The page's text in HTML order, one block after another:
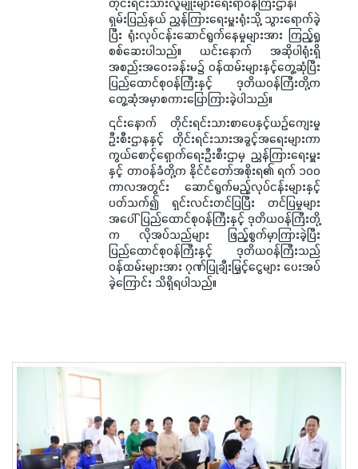
ရှမ်းပြည်နယ် ညွှန်ကြားရေးမှူးရုံးသို့ သွားရောက်ခဲ့
ပြီး ရုံးလုပ်ငန်းဆောင်ရွက်နေမှုများအား ကြည့်ရှု
စစ်ဆေးပါသည်။ ယင်းနောက် အဆိုပါရုံးရှိ
အစည်းအဝေးခန်းမ၌ ဝန်ထမ်းများနှင့်တွေ့ဆုံပြီး
ပြည်ထောင်စုဝန်ကြီးနှင့် ဒုတိယဝန်ကြီးတို့က
တွေ့ဆုံအမှာစကားပြောကြားခဲ့ပါသည်။
၎င်းနောက် တိုင်းရင်းသားစာပေနှင့်ယဉ်ကျေးမှု
ဦးစီးဌာနနှင့် တိုင်းရင်းသားအခွင့်အရေးများကာ
ကွယ်စောင့်ရှောက်ရေးဦးစီးဌာမှ ညွှန်ကြားရေးမှူး
နှင့် တာဝန်ခံတို့က နိုင်ငံတော်အစိုးရ၏ ရက် ၁၀၀
ကာလအတွင်း ဆောင်ရွက်မည့်လုပ်ငန်းများနှင့်
ပတ်သက်၍ ရှင်းလင်းတင်ပြပြီး တင်ပြမှုများ
အပေါ် ပြည်ထောင်စုဝန်ကြီးနှင့် ဒုတိယဝန်ကြီးတို့
က လိုအပ်သည်များ ဖြည့်စွက်မှာကြားခဲ့ပြီး
ပြည်ထောင်စုဝန်ကြီးနှင့် ဒုတိယဝန်ကြီးသည်
ဝန်ထမ်းများအား ဂုဏ်ပြုချီးမြှင့်ငွေများ ပေးအပ်
ခဲ့ကြောင်း သိရှိရပါသည်။